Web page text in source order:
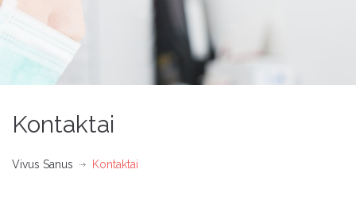
Kontaktai
Vivus Sanus Kontaktai